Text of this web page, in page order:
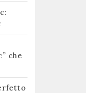
che